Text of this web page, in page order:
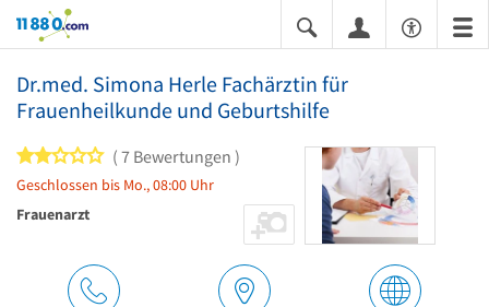
11880.com
Dr.med. Simona Herle Fachärztin für
Frauenheilkunde und Geburtshilfe
2 von 5 Sternen
7 Bewertungen
Geschlossen bis Mo., 08:00 Uhr
Frauenarzt